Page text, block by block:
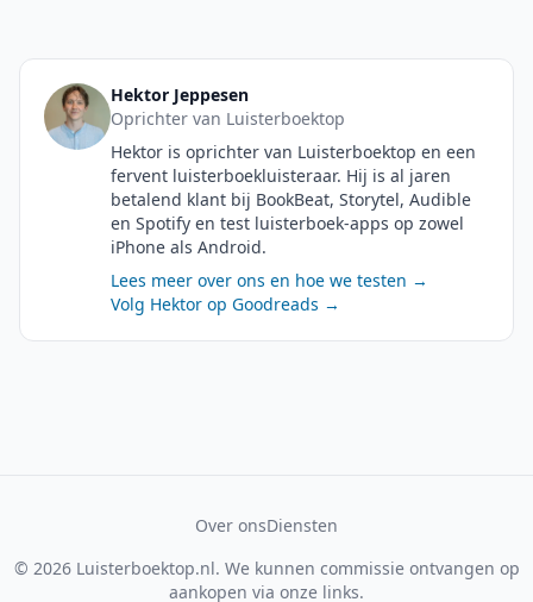
Hektor Jeppesen
Oprichter van Luisterboektop
Hektor is oprichter van Luisterboektop en een
fervent luisterboekluisteraar. Hij is al jaren
betalend klant bij BookBeat, Storytel, Audible
en Spotify en test luisterboek-apps op zowel
iPhone als Android.
Lees meer over ons en hoe we testen →
Volg Hektor op Goodreads →
Over onsDiensten
© 2026 Luisterboektop.nl. We kunnen commissie ontvangen op
aankopen via onze links.